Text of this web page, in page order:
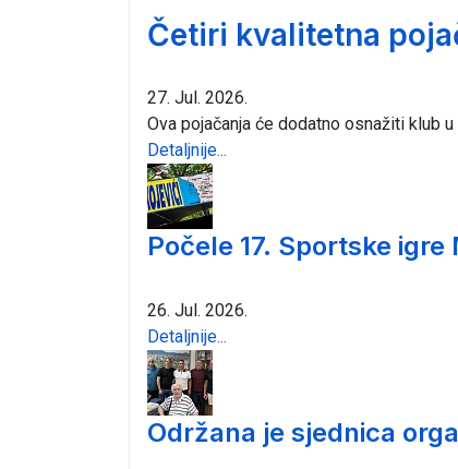
Četiri kvalitetna
27. Jul. 2026.
Ova pojačanja će dodatno osnažiti klub
Detaljnije...
Počele 17. Sportske
26. Jul. 2026.
Detaljnije...
Održana je sjednica